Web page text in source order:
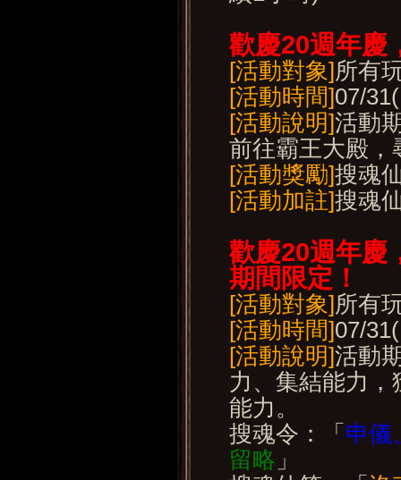
歡慶20週年慶
[活動對象]所有
[活動時間]07/
[活動說明]活動
前往霸王大殿，
[活動獎勵]搜魂
[活動加註]搜魂
歡慶20週年慶
期間限定！
[活動對象]所有
[活動時間]07/
[活動說明]活動
力、集結能力
能力。
搜魂令：「 申儀
留略 」